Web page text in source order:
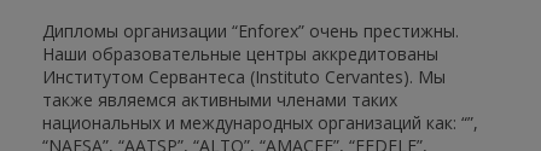
Дипломы организации “Enforex” очень престижны.
Наши образовательные центры аккредитованы
Институтом Сервантеса (Instituto Cervantes). Мы
также являемся активными членами таких
национальных и международных организаций как: “”,
“NAFSA”, “AATSP”, “ALTO”, “AMACFE”, “FEDELE”,